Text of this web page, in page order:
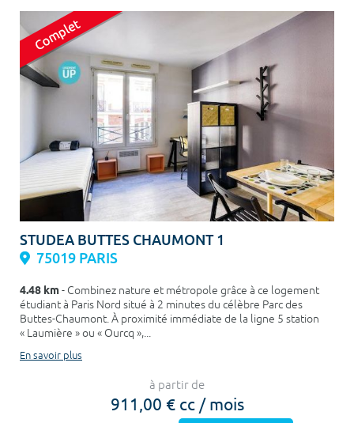
STUDEA BUTTES CHAUMONT 1
75019 PARIS
4.48 km- Combinez nature et métropole grâce à ce logement
étudiant à Paris Nord situé à 2 minutes du célèbre Parc des
Buttes-Chaumont. À proximité immédiate de la ligne 5 station
« Laumière » ou « Ourcq »,...
En savoir plus
à partir de
911,00 € cc / mois